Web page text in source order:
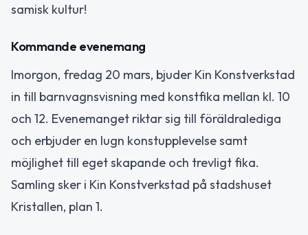
samisk kultur!
Kommande evenemang
Imorgon, fredag 20 mars, bjuder Kin Konstverkstad
in till barnvagnsvisning med konstfika mellan kl. 10
och 12. Evenemanget riktar sig till föräldralediga
och erbjuder en lugn konstupplevelse samt
möjlighet till eget skapande och trevligt fika.
Samling sker i Kin Konstverkstad på stadshuset
Kristallen, plan 1.